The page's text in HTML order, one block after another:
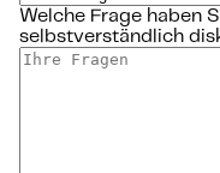
Welche Frage haben
selbstverständlich